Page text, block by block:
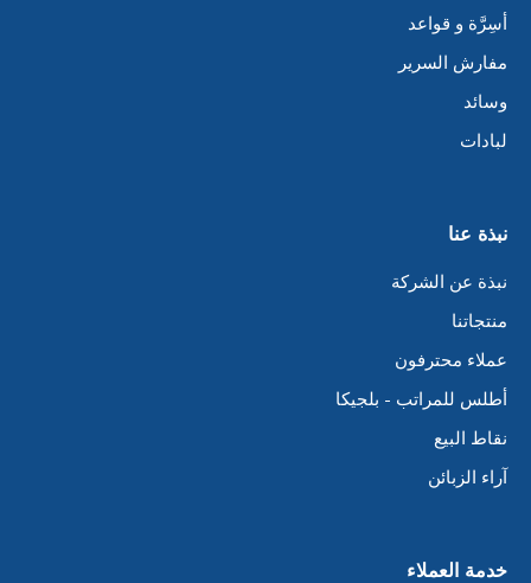
أسِرَّة و قواعد
مفارش السرير
وسائد
لبادات
نبذة عنا
نبذة عن الشركة
منتجاتنا
عملاء محترفون
أطلس للمراتب - بلجيكا
نقاط البيع
آراء الزبائن
خدمة العملاء